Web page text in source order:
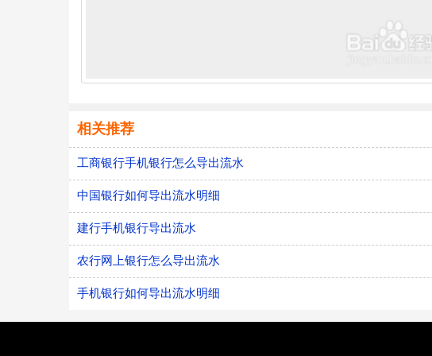
相关推荐
工商银行手机银行怎么导出流水
中国银行如何导出流水明细
建行手机银行导出流水
农行网上银行怎么导出流水
手机银行如何导出流水明细